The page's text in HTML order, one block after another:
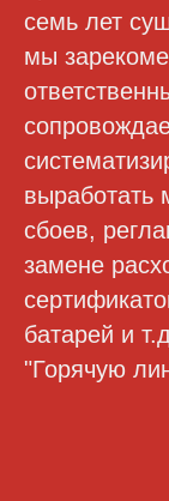
семь лет
мы
выработать
сбоев,
замене
батарей и
"Горячую